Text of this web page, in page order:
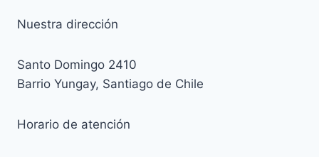
Nuestra dirección
Santo Domingo 2410
Barrio Yungay, Santiago de Chile
Horario de atención